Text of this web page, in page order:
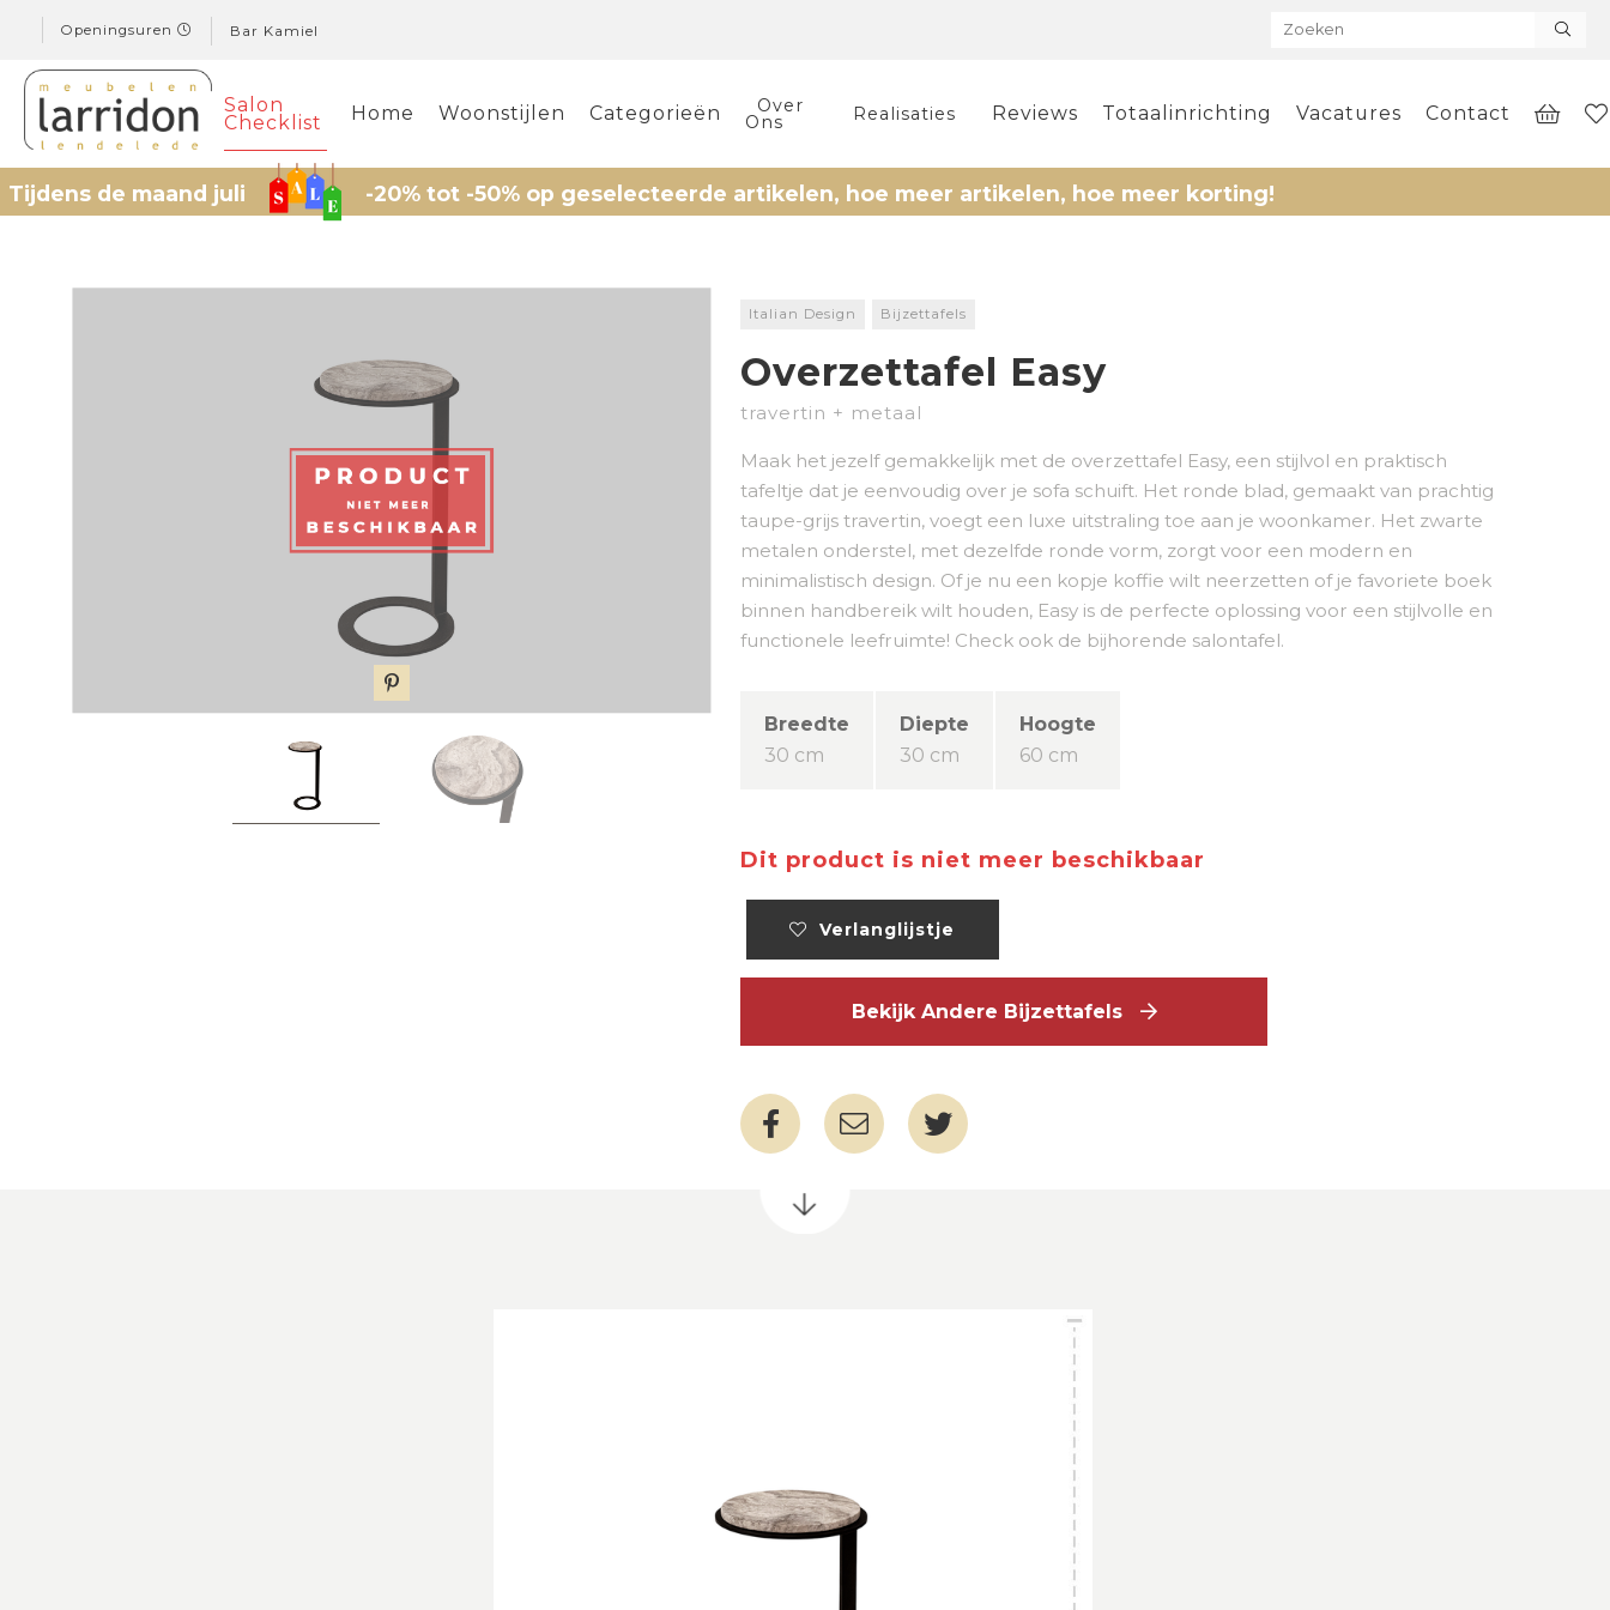
Openingsuren Bar Kamiel
Salon
Checklist Home Woonstijlen Categorieën Over
Ons Realisaties Reviews Totaalinrichting Vacatures Contact
de maand juli -20% tot -50% op geselecteerde artikelen, hoe meer artikelen, hoe meer korting!
Italian Design Bijzettafels
Overzettafel Easy
travertin + metaal
Maak het jezelf gemakkelijk met de overzettafel Easy, een stijlvol en praktisch
tafeltje dat je eenvoudig over je sofa schuift. Het ronde blad, gemaakt van prachtig
taupe-grijs travertin, voegt een luxe uitstraling toe aan je woonkamer. Het zwarte
metalen onderstel, met dezelfde ronde vorm, zorgt voor een modern en
minimalistisch design. Of je nu een kopje koffie wilt neerzetten of je favoriete boek
binnen handbereik wilt houden, Easy is de perfecte oplossing voor een stijlvolle en
functionele leefruimte! Check ook de bijhorende salontafel.
Breedte
30 cm
Diepte
30 cm
Hoogte
60 cm
Dit product is niet meer beschikbaar
Verlanglijstje
Bekijk Andere Bijzettafels